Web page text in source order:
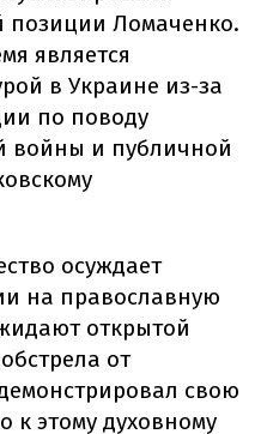
позиции Ломаченко.
является
в Украине из-за
по поводу
войны и публичной
осуждает
на православную
открытой
от
свою
к этому духовному